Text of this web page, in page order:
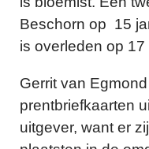
Beschorn op 15
is overleden op
Gerrit van
prentbriefkaarten
uitgever, want er